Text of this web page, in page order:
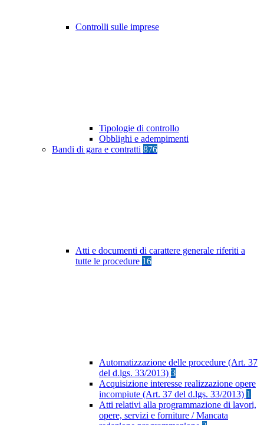
Controlli sulle imprese
Tipologie di controllo
Obblighi e adempimenti
Bandi di gara e contratti 876
Atti e documenti di carattere generale riferiti a
tutte le procedure 16
Automatizzazione delle procedure (Art. 37
del d.lgs. 33/2013) 3
Acquisizione interesse realizzazione opere
incompiute (Art. 37 del d.lgs. 33/2013) 1
Atti relativi alla programmazione di lavori,
opere, servizi e forniture / Mancata